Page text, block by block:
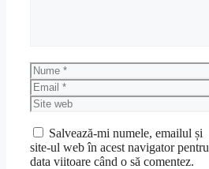
Nume
Email
Site
web
Salvează-mi numele, emailul și
site-ul web în acest navigator pentru
data viitoare când o să comentez.